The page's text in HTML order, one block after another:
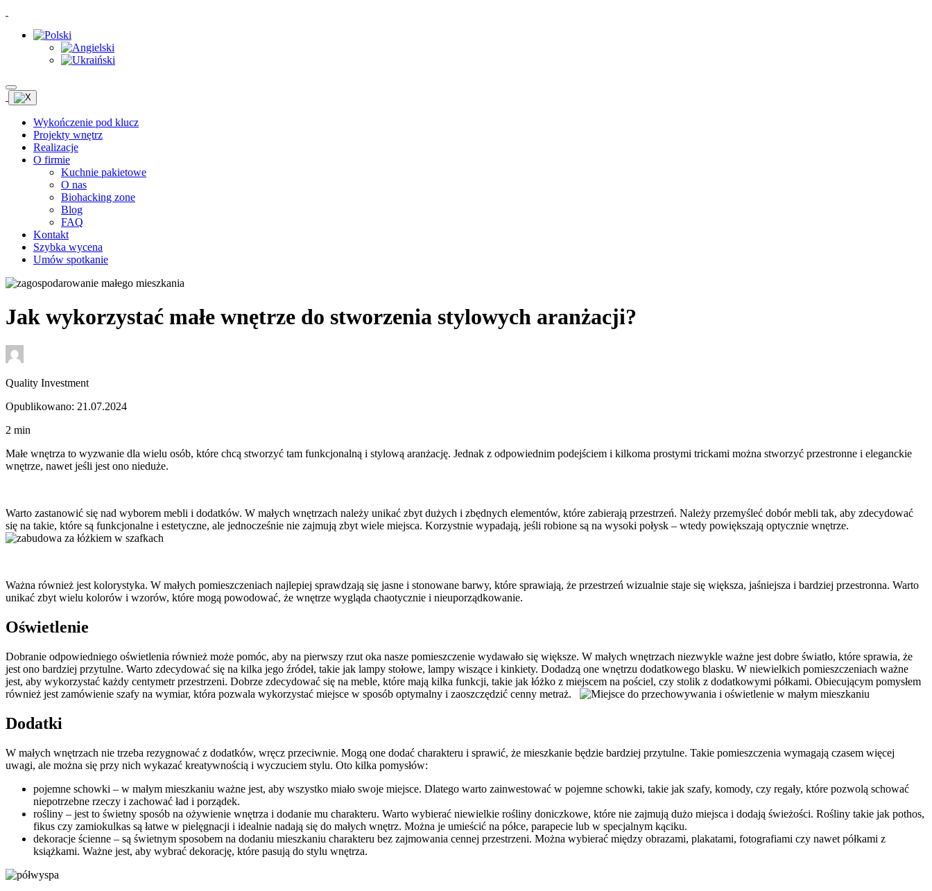
Wykończenie pod klucz
Projekty wnętrz
Realizacje
O firmie
Kuchnie pakietowe
O nas
Biohacking zone
Blog
FAQ
Kontakt
Szybka wycena
Umów spotkanie
Jak wykorzystać małe wnętrze do stworzenia stylowych aranżacji?
Quality Investment
Opublikowano: 21.07.2024
2 min
Małe wnętrza to wyzwanie dla wielu osób, które chcą stworzyć tam funkcjonalną i stylową aranżację. Jednak z odpowiednim podejściem i kilkoma prostymi trickami można stworzyć przestronne i eleganckie
wnętrze, nawet jeśli jest ono nieduże.
Warto zastanowić się nad wyborem mebli i dodatków. W małych wnętrzach należy unikać zbyt dużych i zbędnych elementów, które zabierają przestrzeń. Należy przemyśleć dobór mebli tak, aby zdecydować
się na takie, które są funkcjonalne i estetyczne, ale jednocześnie nie zajmują zbyt wiele miejsca. Korzystnie wypadają, jeśli robione są na wysoki połysk – wtedy powiększają optycznie wnętrze.
Ważna również jest kolorystyka. W małych pomieszczeniach najlepiej sprawdzają się jasne i stonowane barwy, które sprawiają, że przestrzeń wizualnie staje się większa, jaśniejsza i bardziej przestronna. Warto
unikać zbyt wielu kolorów i wzorów, które mogą powodować, że wnętrze wygląda chaotycznie i nieuporządkowanie.
Oświetlenie
Dobranie odpowiedniego oświetlenia również może pomóc, aby na pierwszy rzut oka nasze pomieszczenie wydawało się większe. W małych wnętrzach niezwykle ważne jest dobre światło, które sprawia, że
jest ono bardziej przytulne. Warto zdecydować się na kilka jego źródeł, takie jak lampy stołowe, lampy wiszące i kinkiety. Dodadzą one wnętrzu dodatkowego blasku. W niewielkich pomieszczeniach ważne
jest, aby wykorzystać każdy centymetr przestrzeni. Dobrze zdecydować się na meble, które mają kilka funkcji, takie jak łóżko z miejscem na pościel, czy stolik z dodatkowymi półkami. Obiecującym pomysłem
również jest zamówienie szafy na wymiar, która pozwala wykorzystać miejsce w sposób optymalny i zaoszczędzić cenny metraż.
Dodatki
W małych wnętrzach nie trzeba rezygnować z dodatków, wręcz przeciwnie. Mogą one dodać charakteru i sprawić, że mieszkanie będzie bardziej przytulne. Takie pomieszczenia wymagają czasem więcej
uwagi, ale można się przy nich wykazać kreatywnością i wyczuciem stylu. Oto kilka pomysłów:
pojemne schowki – w małym mieszkaniu ważne jest, aby wszystko miało swoje miejsce. Dlatego warto zainwestować w pojemne schowki, takie jak szafy, komody, czy regały, które pozwolą schować
niepotrzebne rzeczy i zachować ład i porządek.
rośliny – jest to świetny sposób na ożywienie wnętrza i dodanie mu charakteru. Warto wybierać niewielkie rośliny doniczkowe, które nie zajmują dużo miejsca i dodają świeżości. Rośliny takie jak pothos,
fikus czy zamiokulkas są łatwe w pielęgnacji i idealnie nadają się do małych wnętrz. Można je umieścić na półce, parapecie lub w specjalnym kąciku.
dekoracje ścienne – są świetnym sposobem na dodaniu mieszkaniu charakteru bez zajmowania cennej przestrzeni. Można wybierać między obrazami, plakatami, fotografiami czy nawet półkami z
książkami. Ważne jest, aby wybrać dekorację, które pasują do stylu wnętrza.